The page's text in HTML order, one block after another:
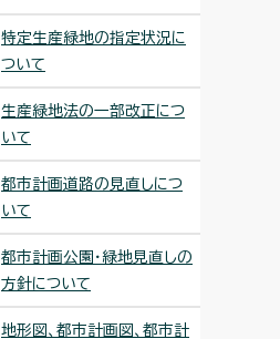
特定生産緑地の指定状況に
ついて
生産緑地法の一部改正につ
いて
都市計画道路の見直しにつ
いて
都市計画公園・緑地見直しの
方針について
地形図、都市計画図、都市計